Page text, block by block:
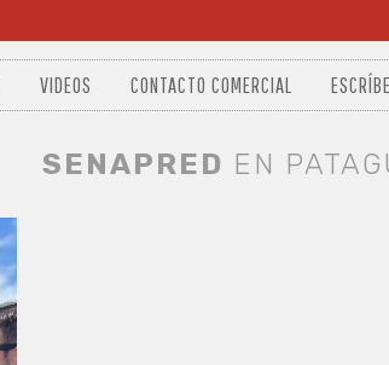
VIDEOS CONTACTO COMERCIAL
SENAPRED EN